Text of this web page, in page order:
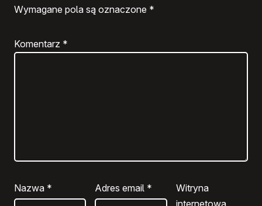
Wymagane pola są oznaczone *
Komentarz *
Nazwa * Adres email *
Witryna
internetowa